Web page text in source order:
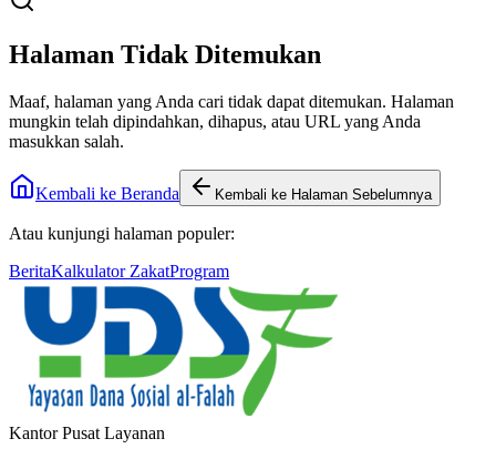
Halaman Tidak Ditemukan
Maaf, halaman yang Anda cari tidak dapat ditemukan. Halaman
mungkin telah dipindahkan, dihapus, atau URL yang Anda
masukkan salah.
Kembali ke Beranda Kembali ke Halaman Sebelumnya
Atau kunjungi halaman populer:
BeritaKalkulator ZakatProgram
Kantor Pusat Layanan